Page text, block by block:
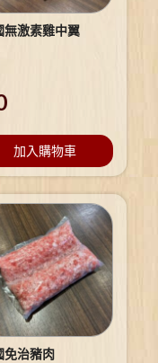
無激素雞中翼
加入購物車
免治豬肉